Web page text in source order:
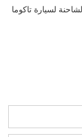
لسيارة تاكوما